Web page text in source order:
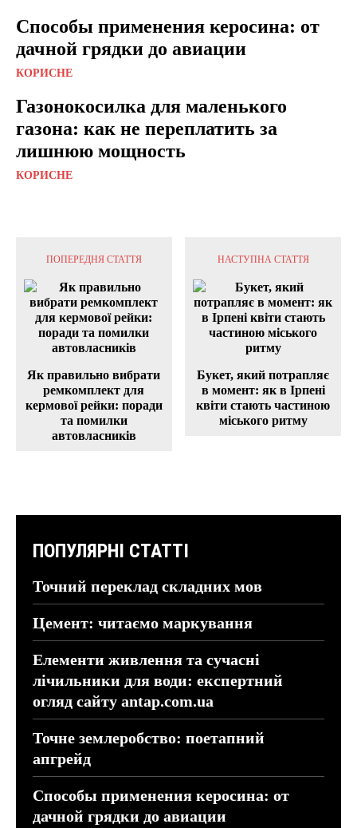
Способы применения керосина: от
дачной грядки до авиации
КОРИСНЕ
Газонокосилка для маленького
газона: как не переплатить за
лишнюю мощность
КОРИСНЕ
ПОПЕРЕДНЯ СТАТТЯ
Як правильно вибрати
ремкомплект для
кермової рейки: поради
та помилки
автовласників
НАСТУПНА СТАТТЯ
Букет, який потрапляє
в момент: як в Ірпені
квіти стають частиною
міського ритму
ПОПУЛЯРНІ СТАТТІ
Точний переклад складних мов
Цемент: читаємо маркування
Елементи живлення та сучасні
лічильники для води: експертний
огляд сайту antap.com.ua
Точне землеробство: поетапний
апгрейд
Способы применения керосина: от
дачной грядки до авиации